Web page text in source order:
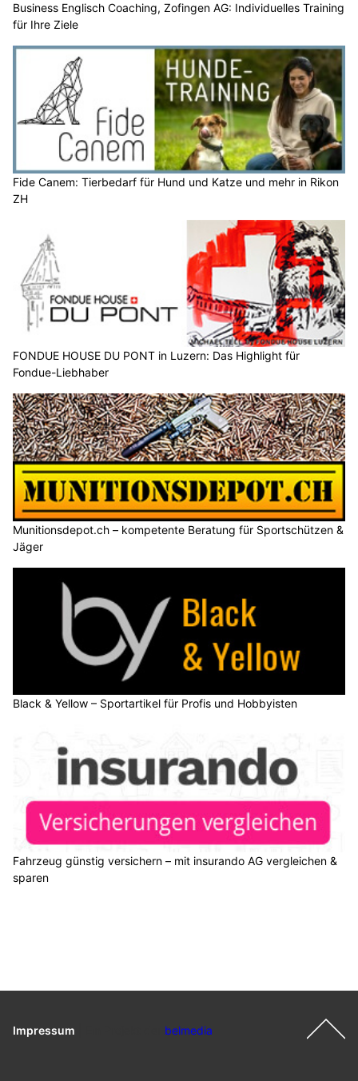
Business Englisch Coaching, Zofingen AG: Individuelles Training
für Ihre Ziele
Fide Canem: Tierbedarf für Hund und Katze und mehr in Rikon
ZH
FONDUE HOUSE DU PONT in Luzern: Das Highlight für
Fondue-Liebhaber
Munitionsdepot.ch – kompetente Beratung für Sportschützen &
Jäger
Black & Yellow – Sportartikel für Profis und Hobbyisten
Fahrzeug günstig versichern – mit insurando AG vergleichen &
sparen
Impressum belmedia